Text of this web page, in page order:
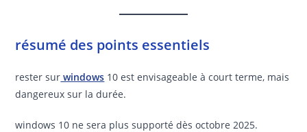
résumé des points essentiels
rester sur windows 10 est envisageable à court terme, mais
dangereux sur la durée.
windows 10 ne sera plus supporté dès octobre 2025.